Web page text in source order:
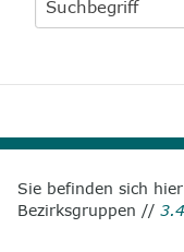
2
Aktuelles
Sie befinden sich
Bezirksgruppen //